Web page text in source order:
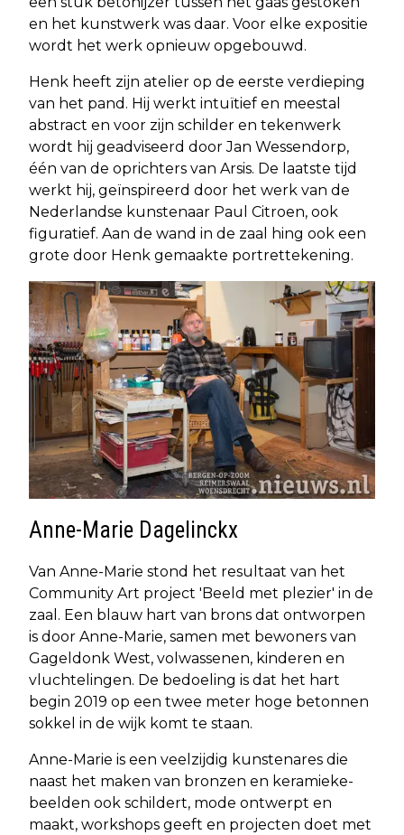
en het kunstwerk was daar. Voor elke expositie
wordt het werk opnieuw opgebouwd.
Henk heeft zijn atelier op de eerste verdieping
van het pand. Hij werkt intuïtief en meestal
abstract en voor zijn schilder en tekenwerk
wordt hij geadviseerd door Jan Wessendorp,
één van de oprichters van Arsis. De laatste tijd
werkt hij, geïnspireerd door het werk van de
Nederlandse kunstenaar Paul Citroen, ook
figuratief. Aan de wand in de zaal hing ook een
grote door Henk gemaakte portrettekening.
Anne-Marie Dagelinckx
Van Anne-Marie stond het resultaat van het
Community Art project 'Beeld met plezier' in de
zaal. Een blauw hart van brons dat ontworpen
is door Anne-Marie, samen met bewoners van
Gageldonk West, volwassenen, kinderen en
vluchtelingen. De bedoeling is dat het hart
begin 2019 op een twee meter hoge betonnen
sokkel in de wijk komt te staan.
Anne-Marie is een veelzijdig kunstenares die
naast het maken van bronzen en keramieke-
beelden ook schildert, mode ontwerpt en
maakt, workshops geeft en projecten doet met